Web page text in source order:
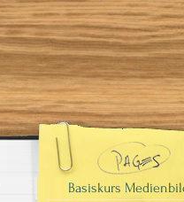
Basiskurs